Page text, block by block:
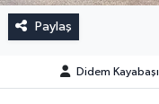
Paylaş
Didem Kayabaşı